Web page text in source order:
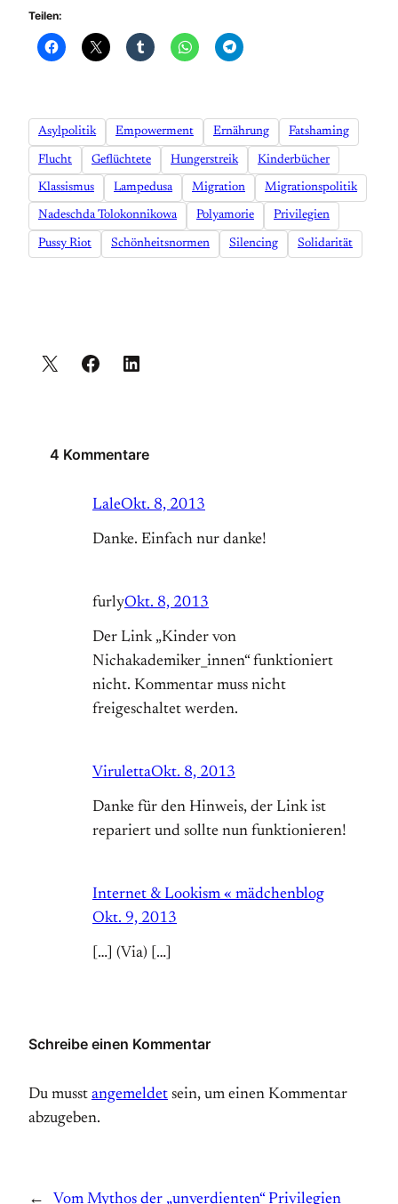
Teilen:
Asylpolitik Empowerment Ernährung Fatshaming
Flucht Geflüchtete Hungerstreik Kinderbücher
Klassismus Lampedusa Migration Migrationspolitik
Nadeschda Tolokonnikowa Polyamorie Privilegien
Pussy Riot Schönheitsnormen Silencing Solidarität
4 Kommentare
LaleOkt. 8, 2013
Danke. Einfach nur danke!
furlyOkt. 8, 2013
Der Link „Kinder von
Nichakademiker_innen“ funktioniert
nicht. Kommentar muss nicht
freigeschaltet werden.
VirulettaOkt. 8, 2013
Danke für den Hinweis, der Link ist
repariert und sollte nun funktionieren!
Internet & Lookism « mädchenblog
Okt. 9, 2013
[…] (Via) […]
Schreibe einen Kommentar
Du musst angemeldet sein, um einen Kommentar
abzugeben.
← Vom Mythos der „unverdienten“ Privilegien